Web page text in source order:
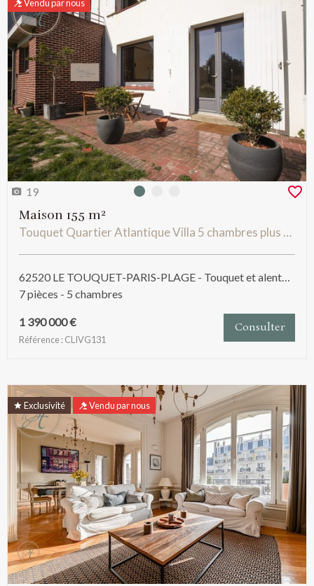
Vendu par nous
19 Photo 0
Maison 155 m²
Touquet Quartier Atlantique Villa 5 chambres plus combles aménageables avec jardin plein sud
62520 LE TOUQUET-PARIS-PLAGE - Touquet et alentours
7 pièces - 5 chambres
1 390 000 €
Référence : CLIVG131
Consulter
Exclusivité Vendu par nous